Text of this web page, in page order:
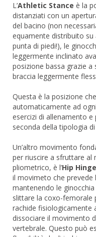
L’Athletic Stance è la
distanziati con un
del bacino (non
equamente distribuito su
punta di piedi!), le
leggermente inclinato
posizione bassa grazie
braccia leggermente
Questa è la posizione
automaticamente ad
esercizi di allenamento
seconda della tipologia
Un’altro movimento
per riuscire a sfruttare al
pliometrico, è l’Hip Hinge
il movimeto che prevede
mantenendo le
slittare la coxo-femorale
rachide fisiologicamente
dissociare il movimento
vertebrale. Questo può